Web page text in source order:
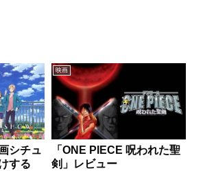
シチュ
する
映画
「ONE PIECE 呪われた聖
剣」レビュー